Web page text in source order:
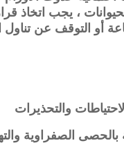
، يجب اتخاذ
أو التوقف عن تناول
الاحتياطات والتحذيرات
بالحصى الصفراوية